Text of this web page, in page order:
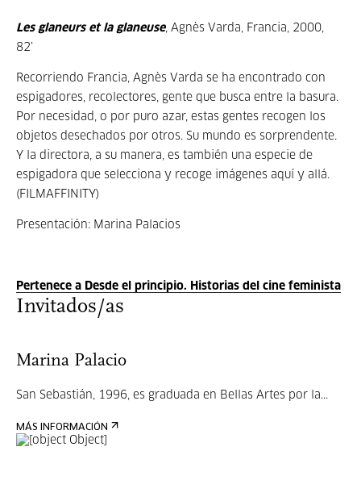
Les glaneurs et la glaneuse, Agnès Varda, Francia, 2000,
82’
Recorriendo Francia, Agnès Varda se ha encontrado con
espigadores, recolectores, gente que busca entre la basura.
Por necesidad, o por puro azar, estas gentes recogen los
objetos desechados por otros. Su mundo es sorprendente.
Y la directora, a su manera, es también una especie de
espigadora que selecciona y recoge imágenes aquí y allá.
(FILMAFFINITY)
Presentación: Marina Palacios
Pertenece a Desde el principio. Historias del cine feminista
Invitados/as
Marina Palacio
San Sebastián, 1996, es graduada en Bellas Artes por la...
MÁS INFORMACIÓN